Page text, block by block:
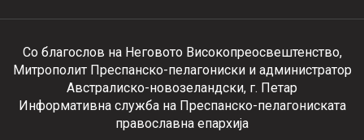
Со благослов на Неговото Високопреосвештенство,
Митрополит Преспанско-пелагониски и администратор
Австралиско-новозеландски, г. Петар
Информативна служба на Преспанско-пелагониската
православна епархија